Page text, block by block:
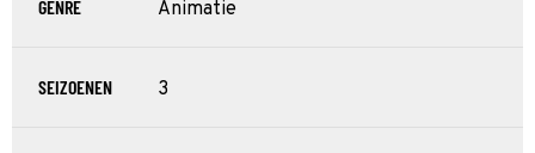
GENRE Animatie
SEIZOENEN 3